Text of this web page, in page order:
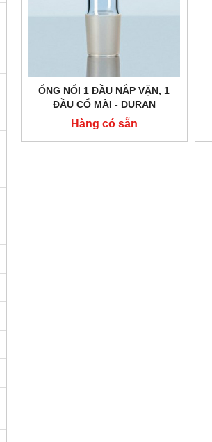
ỐNG NỐI 1 ĐẦU NẮP VẶN, 1
ĐẦU CỔ MÀI - DURAN
Hàng có sẵn